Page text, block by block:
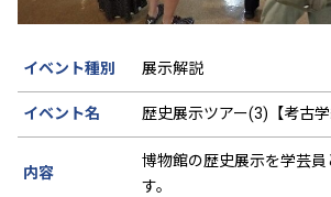
イベント種別 展示解説
イベント名 歴史展示ツアー(3)【考古学
内容
博物館の歴史展示を学芸員
す。